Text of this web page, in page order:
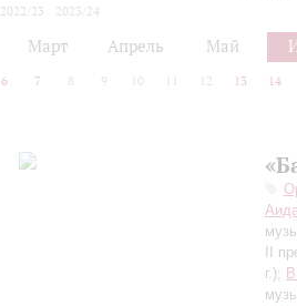
2022/23
2023/24
Март Апрель Май
6 7 8 9 10 12 13 14
II
г.);